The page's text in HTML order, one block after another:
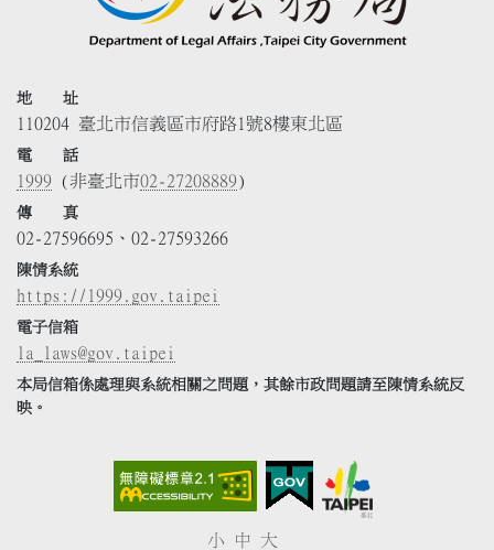
地 址
110204 臺北市信義區市府路1號8樓東北區
電 話
1999 (非臺北市02-27208889)
傳 真
02-27596695、02-27593266
陳情系統
https://1999.gov.taipei
電子信箱
la_laws@gov.taipei
本局信箱係處理與系統相關之問題，其餘市政問題請至陳情系統反
映。
小 中 大